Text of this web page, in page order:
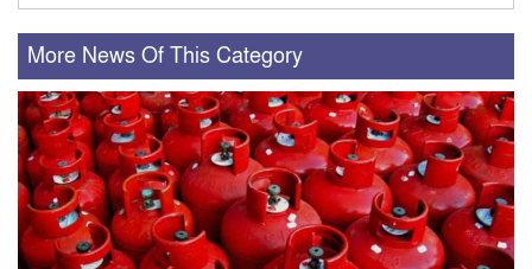
More News Of This Category